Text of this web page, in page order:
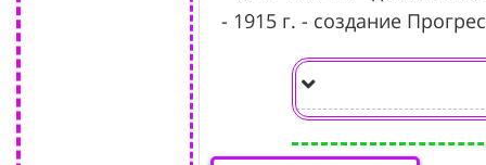
- 1915 г. - создание